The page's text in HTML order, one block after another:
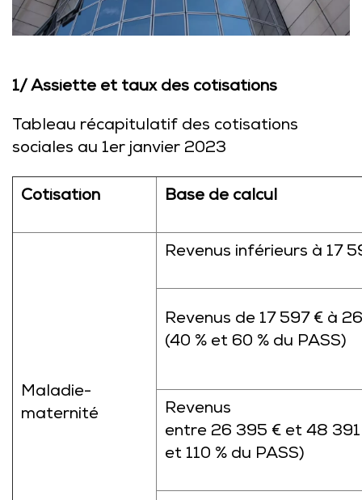
1/ Assiette et taux des cotisations
Tableau récapitulatif des cotisations
sociales au 1er janvier 2023
Cotisation Base de calcul
Maladie-
maternité
Revenus inférieurs à 17
Revenus de 17 597 € à
(40 % et 60 % du PASS)
Revenus
entre 26 395 € et 48 391
et 110 % du PASS)